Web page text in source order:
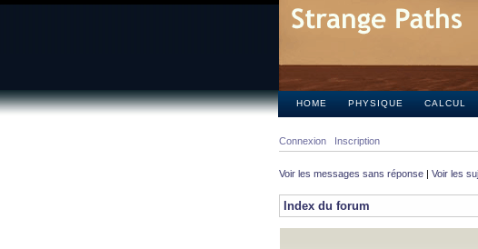
HOME PHYSIQUE CALCUL
Connexion Inscription
Voir les messages sans réponse | Voir les
Index du forum